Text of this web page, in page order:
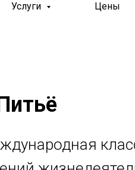
Услуги Цены